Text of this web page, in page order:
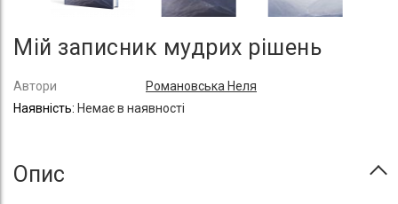
Мій записник мудрих рішень
Автори
Романовська Неля
Немає в наявності
Опис